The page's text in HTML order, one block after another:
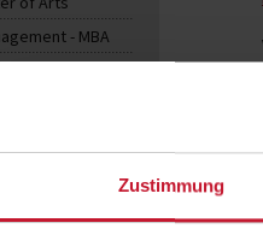
Zustimmung
- MBA